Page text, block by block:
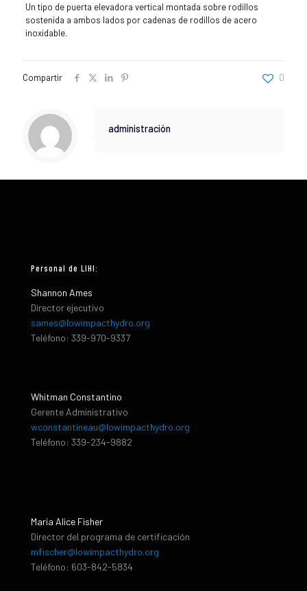
Un tipo de puerta elevadora vertical montada sobre rodillos
sostenida a ambos lados por cadenas de rodillos de acero
inoxidable.
Compartir 0
administración
Personal de LIHI:
Shannon Ames
Director ejecutivo
sames@lowimpacthydro.org
Teléfono: 339-970-9337
Whitman Constantino
Gerente Administrativo
wconstantineau@lowimpacthydro.org
Teléfono: 339-234-9882
María Alice Fisher
Director del programa de certificación
mfischer@lowimpacthydro.org
Teléfono: 603-842-5834